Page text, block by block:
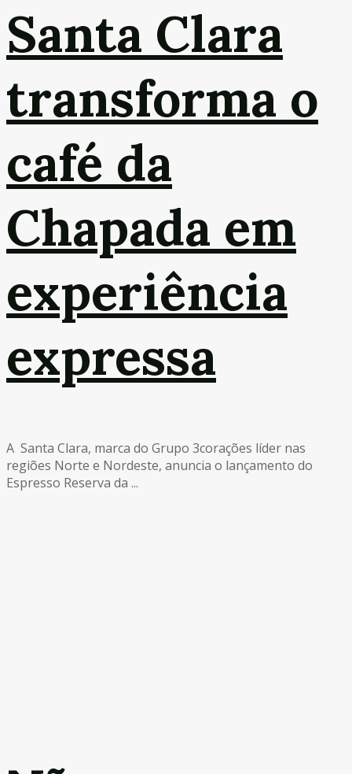
Santa Clara
transforma o
café da
Chapada em
experiência
expressa
A Santa Clara, marca do Grupo 3corações líder nas
regiões Norte e Nordeste, anuncia o lançamento do
Espresso Reserva da ...